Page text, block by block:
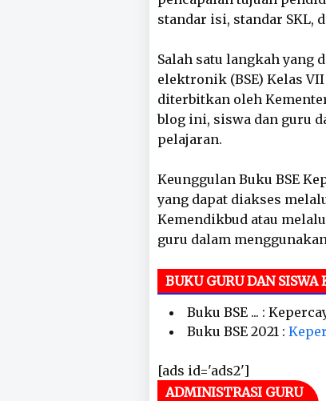
standar isi, standar SKL,
Salah satu langkah yang
elektronik (BSE) Kelas
diterbitkan oleh
blog ini, siswa dan guru
pelajaran.
Keunggulan Buku BSE
yang dapat diakses
Kemendikbud atau
guru dalam
BUKU GURU DAN
Buku BSE ... :
Buku BSE 2021 :
[ads id='ads2']
ADMINISTRASI GURU